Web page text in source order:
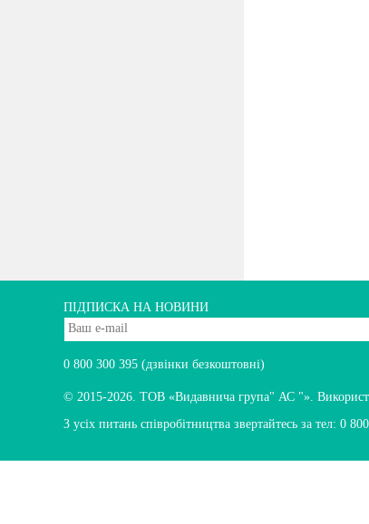
ПІДПИСКА НА НОВИНИ
0 800 300 395 (дзвінки безкоштовні)
© 2015-2026. ТОВ «Видавнича група" АС "».
З усіх питань співробітництва звертайтесь за тел: 0